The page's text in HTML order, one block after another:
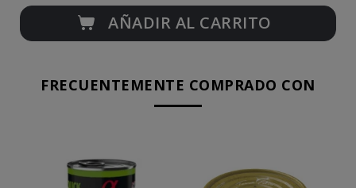
AÑADIR AL CARRITO
FRECUENTEMENTE COMPRADO CON